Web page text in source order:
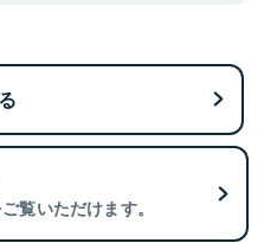
覧いただけます。